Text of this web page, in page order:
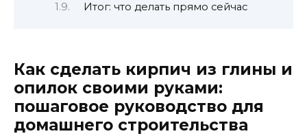
Итог: что делать прямо сейчас
Как сделать кирпич из глины и
опилок своими руками:
пошаговое руководство для
домашнего строительства